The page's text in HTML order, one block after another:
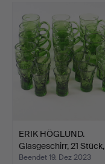
ERIK HÖGLUND.
Glasgeschirr, 21 Stück,
„Ada…
Beendet 19. Dez 2023